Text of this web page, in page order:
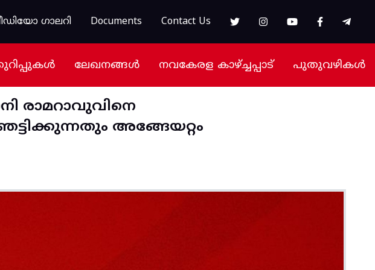
ഗാലറി Documents Contact Us
ലേഖനങ്ങൾ നവകേരള കാഴ്ച്ചപ്പാട് പുതുവഴികൾ
രാമറാവുവിനെ
അങ്ങേയറ്റം